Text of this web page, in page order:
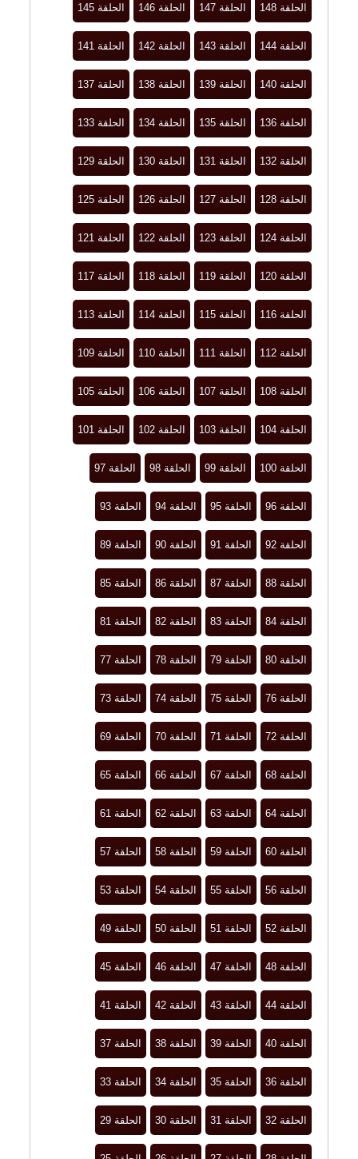
الحلقة 148 الحلقة 147 الحلقة 146 الحلقة 145
الحلقة 144 الحلقة 143 الحلقة 142 الحلقة 141
الحلقة 140 الحلقة 139 الحلقة 138 الحلقة 137
الحلقة 136 الحلقة 135 الحلقة 134 الحلقة 133
الحلقة 132 الحلقة 131 الحلقة 130 الحلقة 129
الحلقة 128 الحلقة 127 الحلقة 126 الحلقة 125
الحلقة 124 الحلقة 123 الحلقة 122 الحلقة 121
الحلقة 120 الحلقة 119 الحلقة 118 الحلقة 117
الحلقة 116 الحلقة 115 الحلقة 114 الحلقة 113
الحلقة 112 الحلقة 111 الحلقة 110 الحلقة 109
الحلقة 108 الحلقة 107 الحلقة 106 الحلقة 105
الحلقة 104 الحلقة 103 الحلقة 102 الحلقة 101
الحلقة 100 الحلقة 99 الحلقة 98 الحلقة 97
الحلقة 96 الحلقة 95 الحلقة 94 الحلقة 93
الحلقة 92 الحلقة 91 الحلقة 90 الحلقة 89
الحلقة 88 الحلقة 87 الحلقة 86 الحلقة 85
الحلقة 84 الحلقة 83 الحلقة 82 الحلقة 81
الحلقة 80 الحلقة 79 الحلقة 78 الحلقة 77
الحلقة 76 الحلقة 75 الحلقة 74 الحلقة 73
الحلقة 72 الحلقة 71 الحلقة 70 الحلقة 69
الحلقة 68 الحلقة 67 الحلقة 66 الحلقة 65
الحلقة 64 الحلقة 63 الحلقة 62 الحلقة 61
الحلقة 60 الحلقة 59 الحلقة 58 الحلقة 57
الحلقة 56 الحلقة 55 الحلقة 54 الحلقة 53
الحلقة 52 الحلقة 51 الحلقة 50 الحلقة 49
الحلقة 48 الحلقة 47 الحلقة 46 الحلقة 45
الحلقة 44 الحلقة 43 الحلقة 42 الحلقة 41
الحلقة 40 الحلقة 39 الحلقة 38 الحلقة 37
الحلقة 36 الحلقة 35 الحلقة 34 الحلقة 33
الحلقة 32 الحلقة 31 الحلقة 30 الحلقة 29